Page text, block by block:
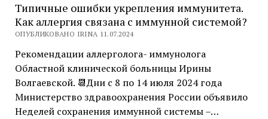
Типичные ошибки укрепления иммунитета.
Как аллергия связана с иммунной системой?
ОПУБЛИКОВАНО IRINA 11.07.2024
Рекомендации аллерголога- иммунолога
Областной клинической больницы Ирины
Волгаевской. 📆Дни с 8 по 14 июля 2024 года
Министерство здравоохранения России объявило
Неделей сохранения иммунной системы –…